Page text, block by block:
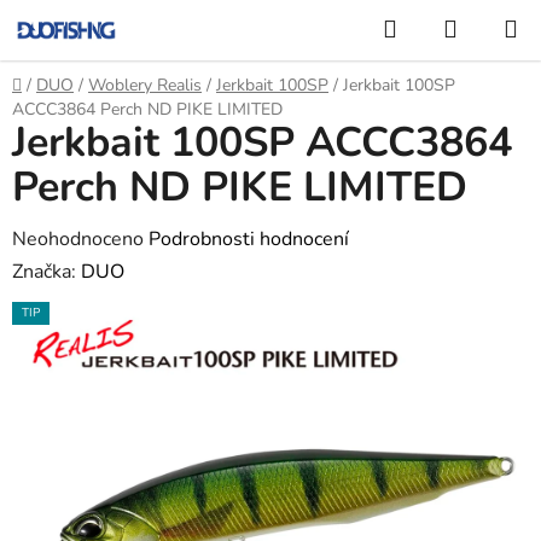
na
obsah
Hledat
KOŠÍK
Domů
/ DUO / Woblery Realis / Jerkbait 100SP / Jerkbait 100SP
ACCC3864 Perch ND PIKE LIMITED
Jerkbait 100SP ACCC3864
Perch ND PIKE LIMITED
Průměrné
hodnocení
produktu
0,0
Neohodnoceno Podrobnosti hodnocení
Značka: DUO
TIP